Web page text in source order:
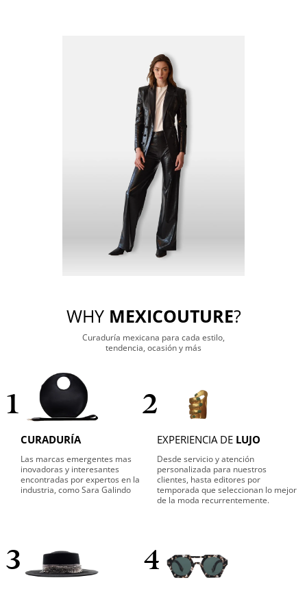
WHY MEXICOUTURE?
Curaduría mexicana para cada estilo,
tendencia, ocasión y más
1
CURADURÍA
Las marcas emergentes mas
inovadoras y interesantes
encontradas por expertos en la
industria, como Sara Galindo
2
EXPERIENCIA DE LUJO
Desde servicio y atención
personalizada para nuestros
clientes, hasta editores por
temporada que seleccionan lo mejor
de la moda recurrentemente.
3 4